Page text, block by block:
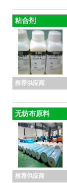
粘合剂
推荐供应商
无纺布原料
推荐供应商